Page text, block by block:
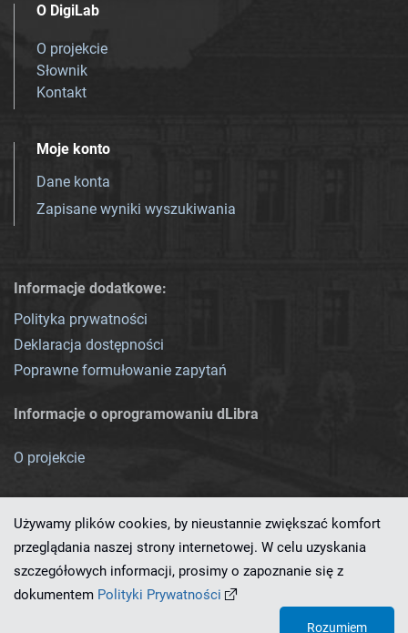
O DigiLab
O projekcie
Słownik
Kontakt
Moje konto
Dane konta
Zapisane wyniki wyszukiwania
Informacje dodatkowe:
Polityka prywatności
Deklaracja dostępności
Poprawne formułowanie zapytań
Informacje o oprogramowaniu dLibra
O projekcie
Ten serwis działa dzięki oprogramowaniu
Używamy plików cookies, by nieustannie zwiększać komfort
przeglądania naszej strony internetowej. W celu uzyskania
szczegółowych informacji, prosimy o zapoznanie się z
dokumentem Polityki Prywatności
Rozumiem